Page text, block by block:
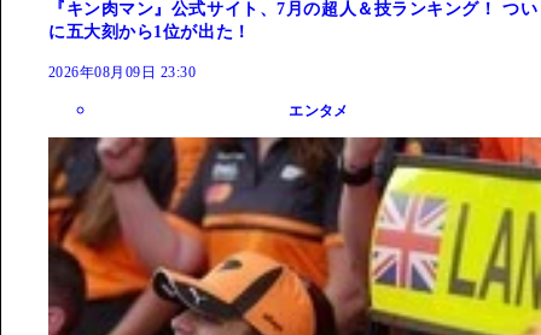
『キン肉マン』公式サイト、7月の超人＆技ランキング！ つい
に五大刻から1位が出た！
2026年08月09日 23:30
エンタメ